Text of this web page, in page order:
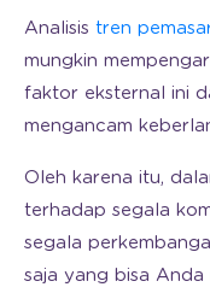
Analisis tren
mungkin
faktor eksternal ini
mengancam
Oleh karena itu,
terhadap segala
segala
saja yang bisa Anda